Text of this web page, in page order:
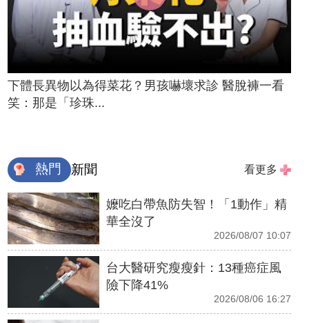
下體長異物以為得菜花？男孩嚇壞求診 醫脫褲一看
笑：那是「珍珠...
熱門 新聞 看更多
嬤吃白帶魚防失智！「1動作」精
華全沒了
2026/08/07 10:07
台大醫研究瘦瘦針：13種癌症風
險下降41%
2026/08/06 16:27